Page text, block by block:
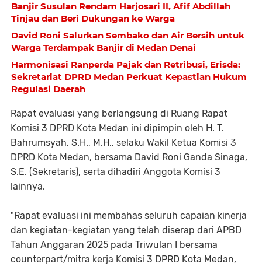
Banjir Susulan Rendam Harjosari II, Afif Abdillah
Tinjau dan Beri Dukungan ke Warga
David Roni Salurkan Sembako dan Air Bersih untuk
Warga Terdampak Banjir di Medan Denai
Harmonisasi Ranperda Pajak dan Retribusi, Erisda:
Sekretariat DPRD Medan Perkuat Kepastian Hukum
Regulasi Daerah
Rapat evaluasi yang berlangsung di Ruang Rapat
Komisi 3 DPRD Kota Medan ini dipimpin oleh H. T.
Bahrumsyah, S.H., M.H., selaku Wakil Ketua Komisi 3
DPRD Kota Medan, bersama David Roni Ganda Sinaga,
S.E. (Sekretaris), serta dihadiri Anggota Komisi 3
lainnya.
"Rapat evaluasi ini membahas seluruh capaian kinerja
dan kegiatan-kegiatan yang telah diserap dari APBD
Tahun Anggaran 2025 pada Triwulan I bersama
counterpart/mitra kerja Komisi 3 DPRD Kota Medan,